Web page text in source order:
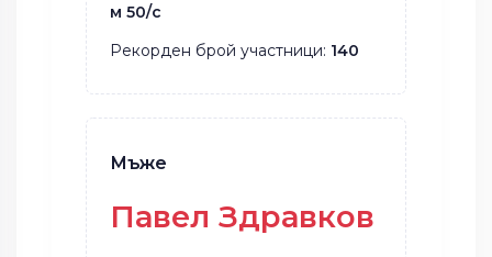
м 50/с
Рекорден брой участници: 140
Мъже
Павел Здравков